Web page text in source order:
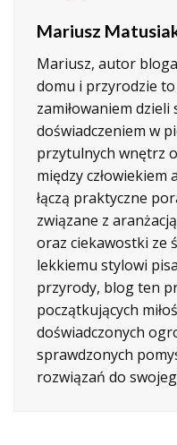
Mariusz
Mariusz, autor
domu i przyrodzie
zamiłowaniem dzieli
doświadczeniem w
przytulnych wnętrz
między człowiekiem
łączą praktyczne
związane z
oraz ciekawostki ze
lekkiemu stylowi
przyrody, blog ten
początkujących
doświadczonych
sprawdzonych
rozwiązań do